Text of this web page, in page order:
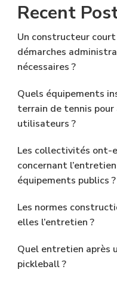
Recent
Un constructeur
démarches
nécessaires ?
Quels équipements
terrain de tennis
utilisateurs ?
Les collectivités ont-
concernant
équipements publics ?
Les normes
elles l’entretien ?
Quel entretien après
pickleball ?